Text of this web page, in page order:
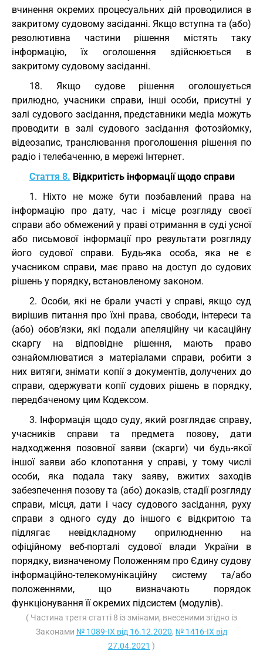
вчинення окремих процесуальних дій проводилися в
закритому судовому засіданні. Якщо вступна та (або)
резолютивна частини рішення містять таку
інформацію, їх оголошення здійснюється в
закритому судовому засіданні.
18. Якщо судове рішення оголошується
прилюдно, учасники справи, інші особи, присутні у
залі судового засідання, представники медіа можуть
проводити в залі судового засідання фотозйомку,
відеозапис, транслювання проголошення рішення по
радіо і телебаченню, в мережі Інтернет.
Стаття 8. Відкритість інформації щодо справи
1. Ніхто не може бути позбавлений права на
інформацію про дату, час і місце розгляду своєї
справи або обмежений у праві отримання в суді усної
або письмової інформації про результати розгляду
його судової справи. Будь-яка особа, яка не є
учасником справи, має право на доступ до судових
рішень у порядку, встановленому законом.
2. Особи, які не брали участі у справі, якщо суд
вирішив питання про їхні права, свободи, інтереси та
(або) обов’язки, які подали апеляційну чи касаційну
скаргу на відповідне рішення, мають право
ознайомлюватися з матеріалами справи, робити з
них витяги, знімати копії з документів, долучених до
справи, одержувати копії судових рішень в порядку,
передбаченому цим Кодексом.
3. Інформація щодо суду, який розглядає справу,
учасників справи та предмета позову, дати
надходження позовної заяви (скарги) чи будь-якої
іншої заяви або клопотання у справі, у тому числі
особи, яка подала таку заяву, вжитих заходів
забезпечення позову та (або) доказів, стадії розгляду
справи, місця, дати і часу судового засідання, руху
справи з одного суду до іншого є відкритою та
підлягає невідкладному оприлюдненню на
офіційному веб-порталі судової влади України в
порядку, визначеному Положенням про Єдину судову
інформаційно-телекомунікаційну систему та/або
положеннями, що визначають порядок
функціонування її окремих підсистем (модулів).
( Частина третя статті 8 із змінами, внесеними згідно із
Законами № 1089-IX від 16.12.2020, № 1416-IX від
27.04.2021 )